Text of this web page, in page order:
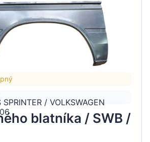
SPRINTER / VOLKSWAGEN
blatníka / SWB /